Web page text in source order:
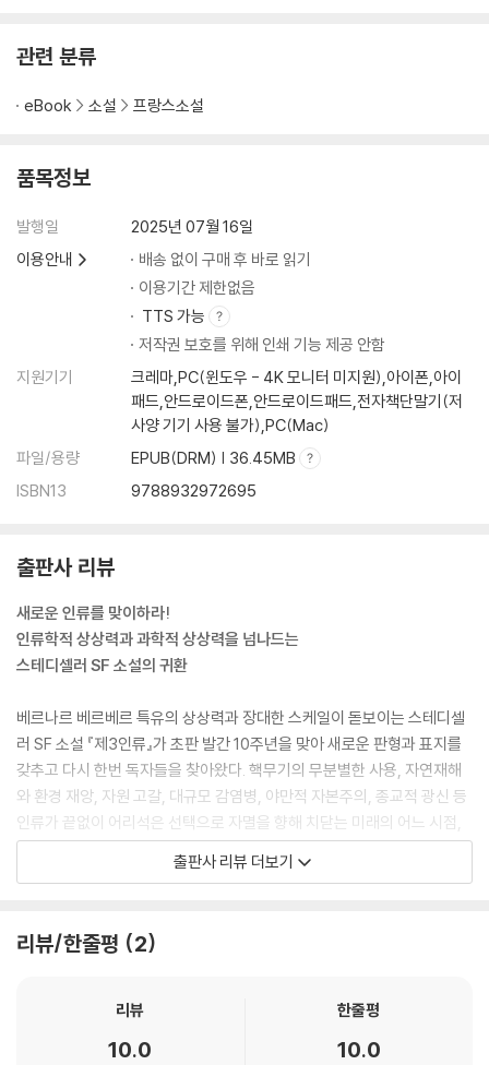
관련 분류
eBook 소설 프랑스소설
품목정보
발행일
2025년 07월 16일
이용안내
배송 없이 구매 후 바로 읽기
이용기간 제한없음
TTS 가능
저작권 보호를 위해 인쇄 기능 제공 안함
지원기기
크레마,PC(윈도우 - 4K 모니터 미지원),아이폰,아이
패드,안드로이드폰,안드로이드패드,전자책단말기(저
사양 기기 사용 불가),PC(Mac)
파일/용량
EPUB(DRM) | 36.45MB
ISBN13
9788932972695
출판사 리뷰
새로운 인류를 맞이하라!
인류학적 상상력과 과학적 상상력을 넘나드는
스테디셀러 SF 소설의 귀환
베르나르 베르베르 특유의 상상력과 장대한 스케일이 돋보이는 스테디셀
러 SF 소설 『제3인류』가 초판 발간 10주년을 맞아 새로운 판형과 표지를
갖추고 다시 한번 독자들을 찾아왔다. 핵무기의 무분별한 사용, 자연재해
와 환경 재앙, 자원 고갈, 대규모 감염병, 야만적 자본주의, 종교적 광신 등
인류가 끝없이 어리석은 선택으로 자멸을 향해 치닫는 미래의 어느 시점,
기상천외한 시도로 그 위기를 넘어서려는 일군의 과학자들이 있다. 그들은
인류가 살아남기 위해서는 생물학적으로 진화해야 한다는 믿음을 갖고 있
으로 나뉘어 있던 책을 각 부에 따라 총 3권으로 합본했다. 본문 또한 그간
출판사 리뷰 더보기
리뷰/한줄평 2
리뷰
10.0
한줄평
10.0